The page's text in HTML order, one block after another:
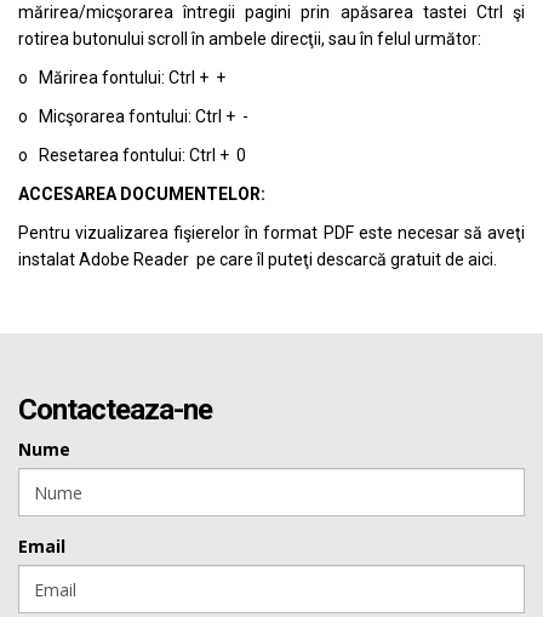
mărirea/micşorarea întregii pagini prin apăsarea tastei Ctrl şi
rotirea butonului scroll în ambele direcţii, sau în felul următor:
o Mărirea fontului: Ctrl + +
o Micşorarea fontului: Ctrl + -
o Resetarea fontului: Ctrl + 0
ACCESAREA DOCUMENTELOR:
Pentru vizualizarea fişierelor în format PDF este necesar să aveţi
instalat Adobe Reader pe care îl puteţi descarcă gratuit de aici.
Contacteaza-ne
Nume
Email